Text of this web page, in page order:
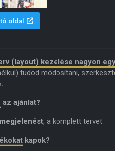
oldal
(layout) kezelése nagyon
tudod módosítani,
az ajánlat?
, a komplett tervet
kapok?